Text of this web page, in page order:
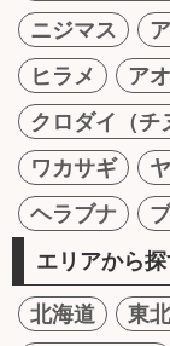
ニジマス
ヒラメ
ア
クロダイ（チ
ワカサギ
ヘラブナ
エリアから
北海道 東